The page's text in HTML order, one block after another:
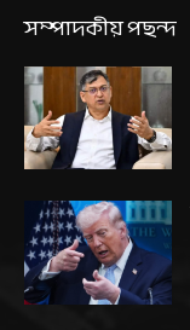
সম্পাদকীয় পছন্দ